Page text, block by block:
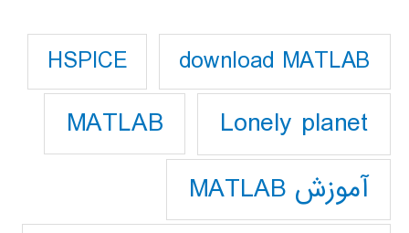
download MATLAB
HSPICE
Lonely planet
MATLAB
آموزش MATLAB